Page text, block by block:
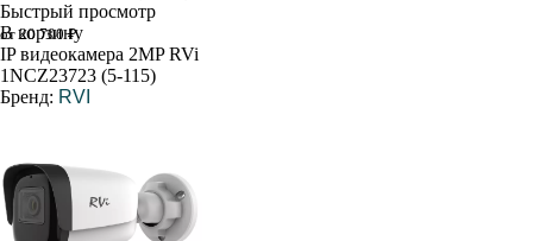
Быстрый просмотр
В корзину
от 20 700 ₽
IP видеокамера 2MP RVi
1NCZ23723 (5-115)
Бренд: RVI